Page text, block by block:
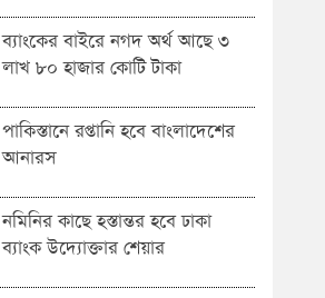
ব্যাংকের বাইরে নগদ অর্থ আছে ৩
লাখ ৮০ হাজার কোটি টাকা
পাকিস্তানে রপ্তানি হবে বাংলাদেশের
আনারস
নমিনির কাছে হস্তান্তর হবে ঢাকা
ব্যাংক উদ্যোক্তার শেয়ার